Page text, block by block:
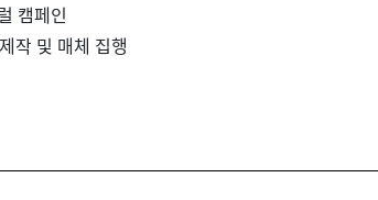
캠페인
작 및 매체 집행